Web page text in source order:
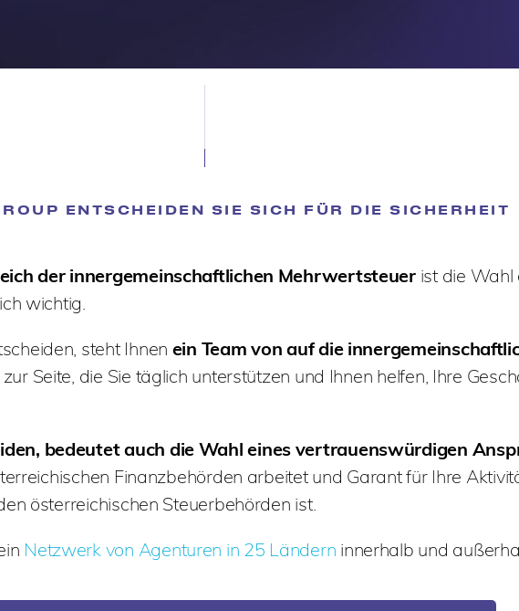
ENTSCHEIDEN SIE SICH FÜR DIE SICHERHEIT
der innergemeinschaftlichen Mehrwertsteuerist die Wahl
wichtig.
steht Ihnen ein Team von auf die
zur Seite, die Sie täglich unterstützen und Ihnen helfen, Ihre
bedeutet auch die Wahl eines vertrauenswürdigen
Finanzbehörden arbeitet und Garant für Ihre
österreichischen Steuerbehörden ist.
Netzwerk von Agenturen in 25 Ländern innerhalb und